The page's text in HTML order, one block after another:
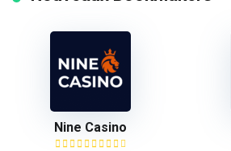
Nine Casino